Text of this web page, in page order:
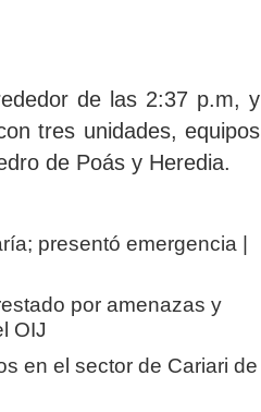
de las 2:37 p.m, y
tres unidades, equipos
de Poás y Heredia.
presentó emergencia |
por amenazas y
OIJ
en el sector de Cariari de